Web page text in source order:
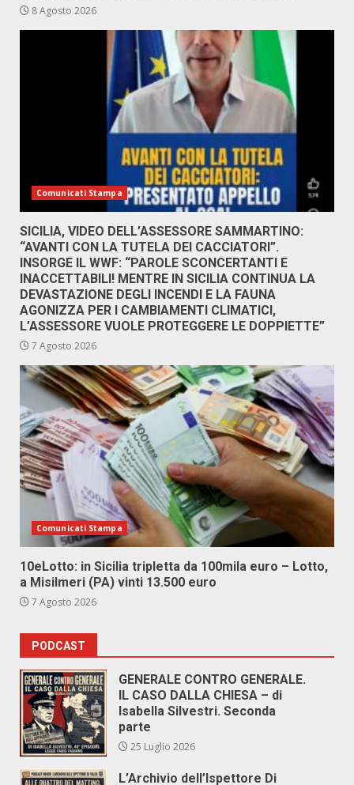
8 Agosto 2026
Comunicati Stampa
SICILIA, VIDEO DELL’ASSESSORE SAMMARTINO:
“AVANTI CON LA TUTELA DEI CACCIATORI”.
INSORGE IL WWF: “PAROLE SCONCERTANTI E
INACCETTABILI! MENTRE IN SICILIA CONTINUA LA
DEVASTAZIONE DEGLI INCENDI E LA FAUNA
AGONIZZA PER I CAMBIAMENTI CLIMATICI,
L’ASSESSORE VUOLE PROTEGGERE LE DOPPIETTE”
7 Agosto 2026
Comunicati Stampa
10eLotto: in Sicilia tripletta da 100mila euro – Lotto,
a Misilmeri (PA) vinti 13.500 euro
7 Agosto 2026
PODCAST
GENERALE CONTRO GENERALE.
IL CASO DALLA CHIESA – di
Isabella Silvestri. Seconda
parte
25 Luglio 2026
L’Archivio dell’Ispettore Di